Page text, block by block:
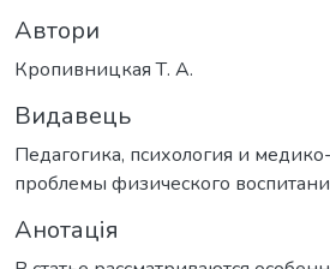
Автори
Кропивницкая Т. А.
Видавець
Педагогика, психология и
проблемы физического
Анотація